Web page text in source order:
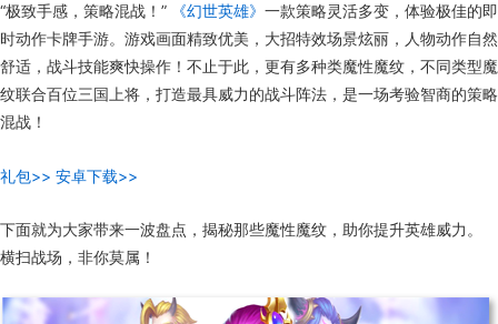
“极致手感，策略混战！” 《幻世英雄》 一款策略灵活多变，体验极佳的即
时动作卡牌手游。游戏画面精致优美，大招特效场景炫丽，人物动作自然
舒适，战斗技能爽快操作！不止于此，更有多种类魔性魔纹，不同类型魔
纹联合百位三国上将，打造最具威力的战斗阵法，是一场考验智商的策略
混战！
礼包>> 安卓下载>>
下面就为大家带来一波盘点，揭秘那些魔性魔纹，助你提升英雄威力。
横扫战场，非你莫属！